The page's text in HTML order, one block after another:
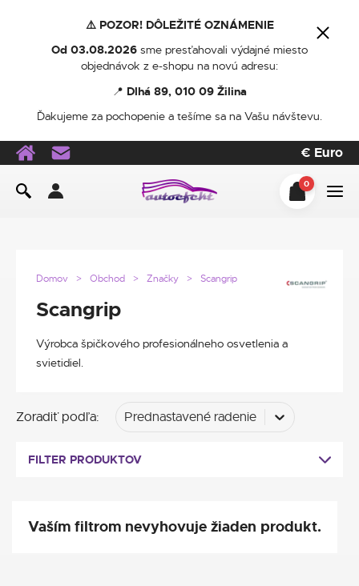
⚠️ POZOR! DÔLEŽITÉ OZNÁMENIE
Od 03.08.2026 sme presťahovali výdajné miesto
objednávok z e-shopu na novú adresu:
📍 Dlhá 89, 010 09 Žilina
Ďakujeme za pochopenie a tešíme sa na Vašu návštevu.
€ Euro
0
Domov Obchod Značky Scangrip
Scangrip
Výrobca špičkového profesionálneho osvetlenia a
svietidiel.
Zoradiť podľa: Prednastavené radenie
FILTER PRODUKTOV
Vaším filtrom nevyhovuje žiaden produkt.